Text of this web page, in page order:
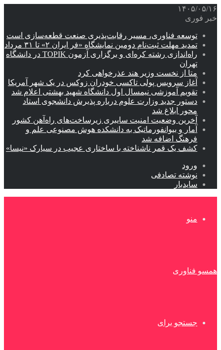
۱۴۰۵/۰۵/۱۶
خبر فوری
توسعه فناوری، مسیر رقابت‌پذیری صنعت قطعه‌سازی است
تمدید مهلت ثبت‌نام دومین نمایشگاه «فر ایران ۲» تا ۳۱ مرداد
راه‌اندازی رشته کره‌ای و برگزاری آزمون TOPIK در دانشگاه
تهران
متا از نخست وزیر هند عذرخواهی کرد
آغاز سرویس پولی تاکسی خودران زوکس در یک شهر آمریکا
تقویم آموزشی نیمسال اول دانشگاه شهید بهشتی اعلام شد
دستور جدید وزارت علوم درباره پذیرش دانشجوی استاد
محور ابلاغ شد
آخرین وضعیت امنیت سایبری زیرساخت‌های راه‌آهن کشور
آمار و بیوانفورماتیک به دانشکده هوش مصنوعی علم و
فرهنگ اضافه شد
کشف یک قمر ناشناخته با ساختاری عجیب در سیارک «نیسا»
ورود
نوشته تصادفی
سایدبار
منو
همسو فناوری
جستجو برای